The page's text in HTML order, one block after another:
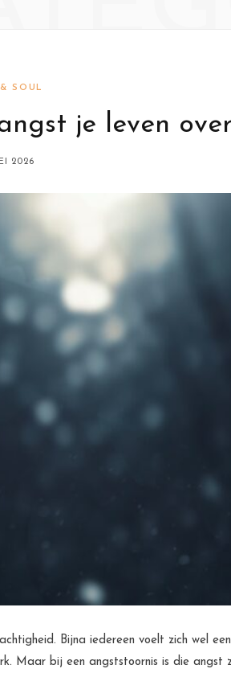
SOUL
je leven
2026
Bijna iedereen voelt zich wel
Maar bij een angststoornis is die angst